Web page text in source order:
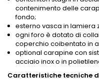
contenimento delle
fondo;
esterno vasca in lamiera
ogni foro è dotato di
coperchio coibentato in
optional carapine con
acciaio inox o in
Caratteristiche tecniche